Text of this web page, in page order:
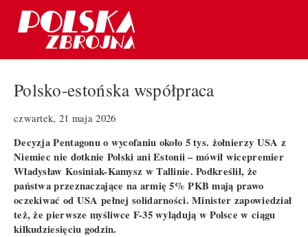
Polsko-estońska współpraca
czwartek, 21 maja 2026
Decyzja Pentagonu o wycofaniu około 5 tys. żołnierzy USA z
Niemiec nie dotknie Polski ani Estonii – mówił wicepremier
Władysław Kosiniak-Kamysz w Tallinie. Podkreślił, że
państwa przeznaczające na armię 5% PKB mają prawo
oczekiwać od USA pełnej solidarności. Minister zapowiedział
też, że pierwsze myśliwce F-35 wylądują w Polsce w ciągu
kilkudziesięciu godzin.